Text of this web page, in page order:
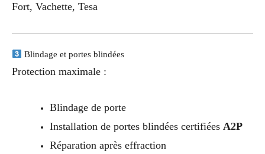
Fort, Vachette, Tesa
Blindage et portes blindées
Protection maximale :
Blindage de porte
Installation de portes blindées certifiées A2P
Réparation après effraction